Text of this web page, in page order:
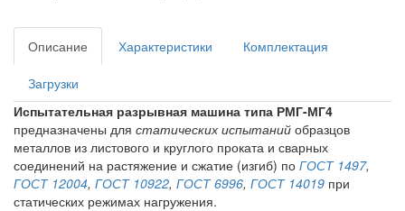
Описание Характеристики Комплектация
Загрузки
Испытательная разрывная машина типа РМГ-МГ4
предназначены для статических испытаний образцов
металлов из листового и круглого проката и сварных
соединений на растяжение и сжатие (изгиб) по ГОСТ 1497,
ГОСТ 12004, ГОСТ 10922, ГОСТ 6996, ГОСТ 14019 при
статических режимах нагружения.